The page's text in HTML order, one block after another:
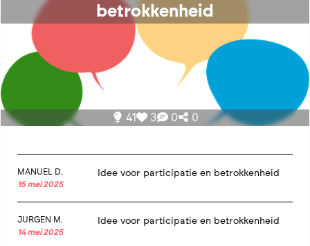
betrokkenheid
41 3 0 0
MANUEL D.
15 mei 2025
Idee voor participatie en betrokkenheid
JURGEN M.
14 mei 2025
Idee voor participatie en betrokkenheid